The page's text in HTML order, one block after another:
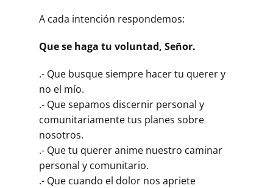
A cada intención respondemos:
Que se haga tu voluntad, Señor.
.- Que busque siempre hacer tu querer y
no el mío.
.- Que sepamos discernir personal y
comunitariamente tus planes sobre
nosotros.
.- Que tu querer anime nuestro caminar
personal y comunitario.
.- Que cuando el dolor nos apriete